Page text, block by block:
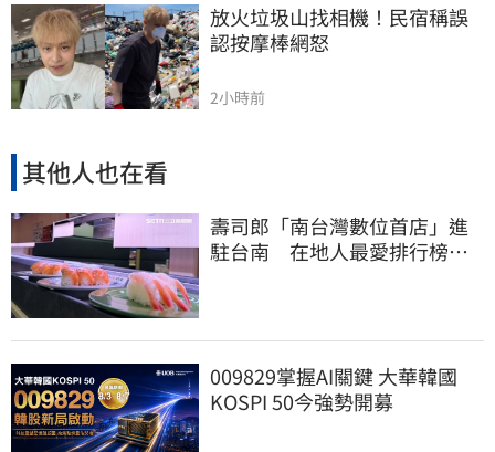
放火垃圾山找相機！民宿稱誤
認按摩棒網怒
2小時前
其他人也在看
壽司郎「南台灣數位首店」進
駐台南 在地人最愛排行榜曝
009829掌握AI關鍵 大華韓國
KOSPI 50今強勢開募